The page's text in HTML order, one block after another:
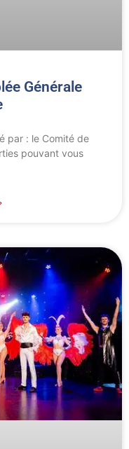
Générale
par : le Comité de
pouvant vous